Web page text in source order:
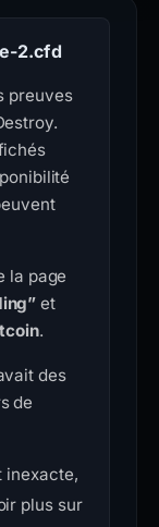
2.cfd
preuves
la page
et
.
des
de
inexacte,
plus sur